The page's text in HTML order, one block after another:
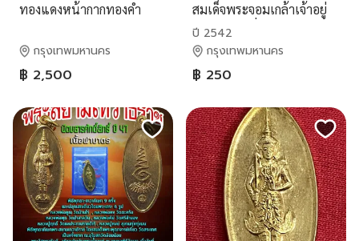
ทองแดงหน้ากากทองคำ
กรุงเทพมหานคร
฿ 2,500
สมเด็จพระจอมเกล้าเจ้าอยู่
หัว (รัชกาลที่ ๔) หลัง พระ
สยามเทวาธิราช พ.ศ.๒๕๔๒
ตลับเดิม สวยครับ
ปี 2542
กรุงเทพมหานคร
฿ 250